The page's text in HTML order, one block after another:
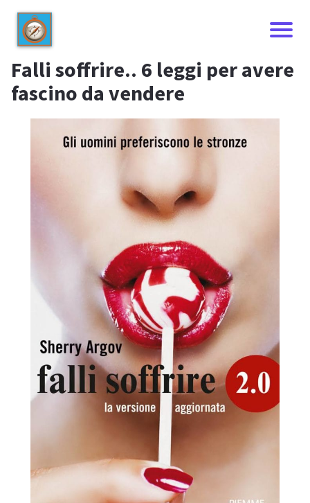
Falli soffrire.. 6 leggi per avere
fascino da vendere